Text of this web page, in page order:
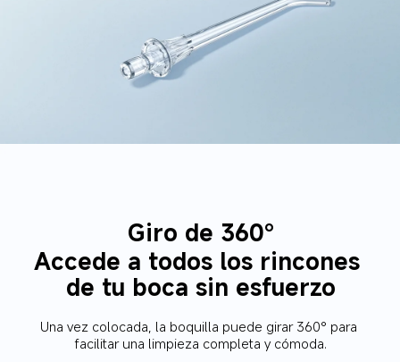
Giro de 360°
Accede a todos los rincones
de tu boca sin esfuerzo
Una vez colocada, la boquilla puede girar 360° para
facilitar una limpieza completa y cómoda.